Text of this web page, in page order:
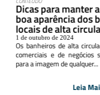
Dicas para manter
boa aparência dos
locais de alta
1 de outubro de 2024
Os banheiros de alta
comerciais e de negócios
para a imagem de qualquer...
Leia